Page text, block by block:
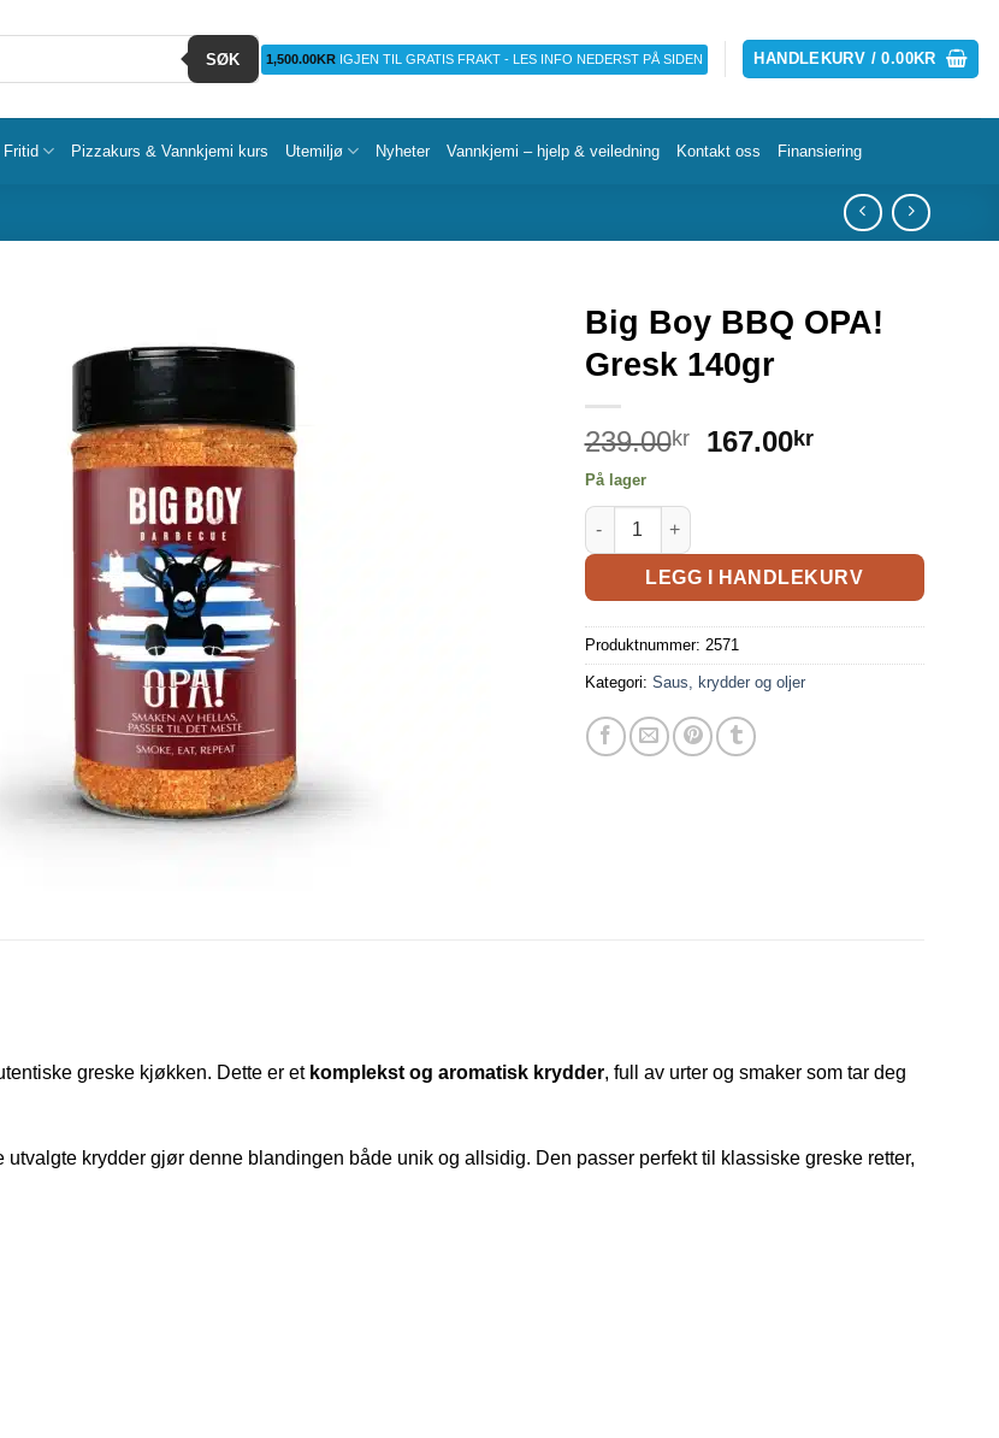
SØK 1,500.00KRIGJEN TIL GRATIS FRAKT - LES INFO NEDERST PÅ SIDEN HANDLEKURV /0.00KR
Pizzakurs & Vannkjemi kurs Utemiljø Nyheter Vannkjemi – hjelp & veiledning Kontakt oss Finansiering
Big Boy BBQ OPA!
Gresk 140gr
239.00kr 167.00kr
På lager
LEGG I HANDLEKURV
Produktnummer: 2571
Kategori: Saus, krydder og oljer
greske kjøkken. Dette er et komplekst og aromatisk krydder, full av urter og smaker som tar deg
krydder gjør denne blandingen både unik og allsidig. Den passer perfekt til klassiske greske retter,